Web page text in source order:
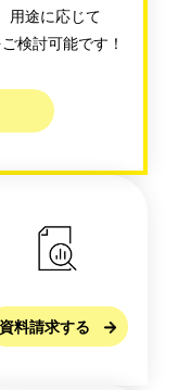
用途に応じて
検討可能です！
資料請求する